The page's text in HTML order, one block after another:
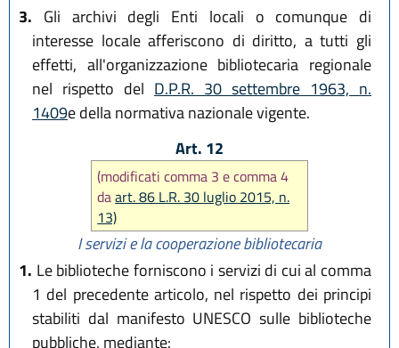
3. Gli archivi degli Enti locali o comunque di
interesse locale afferiscono di diritto, a tutti gli
effetti, all'organizzazione bibliotecaria regionale
nel rispetto del D.P.R. 30 settembre 1963, n.
1409e della normativa nazionale vigente.
Art. 12
(modificati comma 3 e comma 4
daart. 86 L.R. 30 luglio 2015, n.
13)
I servizi e la cooperazione bibliotecaria
1. Le biblioteche forniscono i servizi di cui al comma
1 del precedente articolo, nel rispetto dei principi
stabiliti dal manifesto UNESCO sulle biblioteche
pubbliche, mediante: